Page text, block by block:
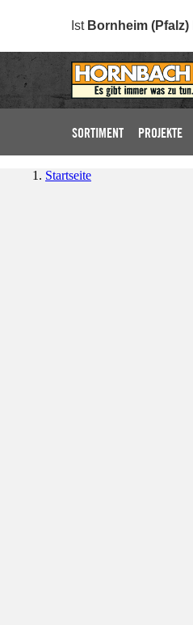
Ist Bornheim (Pfalz)
SORTIMENT PROJEKTE
Startseite